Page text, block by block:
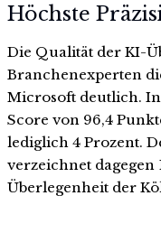
Höchste
Die Qualität der KI-
Branchenexperten
Microsoft deutlich.
Score von 96,4
lediglich 4 Prozent.
verzeichnet dagegen
Überlegenheit der